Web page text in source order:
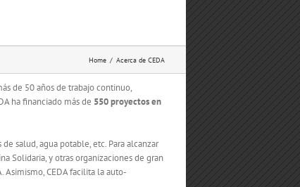
Home / Acerca de CEDA
de 50 años de trabajo continuo,
ha financiado más de 550 proyectos en
salud, agua potable, etc. Para alcanzar
Solidaria, y otras organizaciones de gran
CEDA facilita la auto-